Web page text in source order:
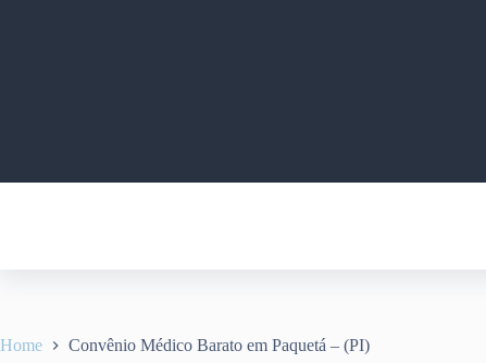
Home Convênio Médico Barato em Paquetá – (PI)